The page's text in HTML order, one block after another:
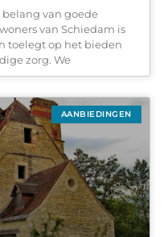
van goede
van Schiedam is
toelegt op het bieden
zorg. We
AANBIEDINGEN